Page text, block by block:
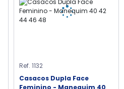
Ref. 1132
Casacos Dupla Face
Feminino - Manequim 40